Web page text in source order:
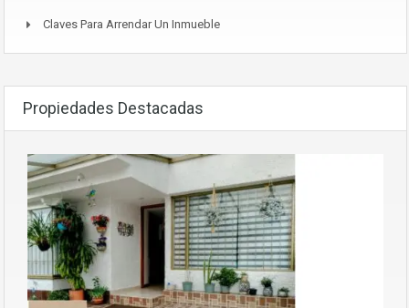
Claves Para Arrendar Un Inmueble
Propiedades Destacadas